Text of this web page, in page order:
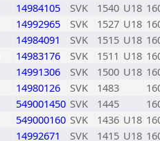
14984105 SVK 1540 U18
14992965 SVK 1527 U18
14984091 SVK 1515 U18
14983176 SVK 1511 U18
14991306 SVK 1500 U18
14980126 SVK 1483
549001450 SVK 1445
549000160 SVK 1436 U18
14992671 SVK 1415 U18